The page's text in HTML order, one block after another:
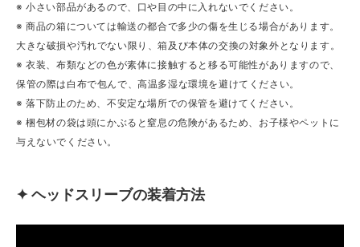
※ 小さい部品があるので、口や目の中に入れないでください。
※ 商品の箱については輸送の都合で多少の傷を生じる場合があります。
大きな破損や汚れでない限り、箱及び本体の交換の対象外となります。
※ 衣装、布類などの色が素体に接触すると移る可能性がありますので、
保管の際は白布で包んで、高温多湿な環境を避けてください。
※ 落下防止のため、不安定な場所での保管を避けてください。
※ 梱包材の袋は頭にかぶると窒息の危険があるため、お子様やペットに
与えないでください。
✦ ヘッドスリーブの装着方法